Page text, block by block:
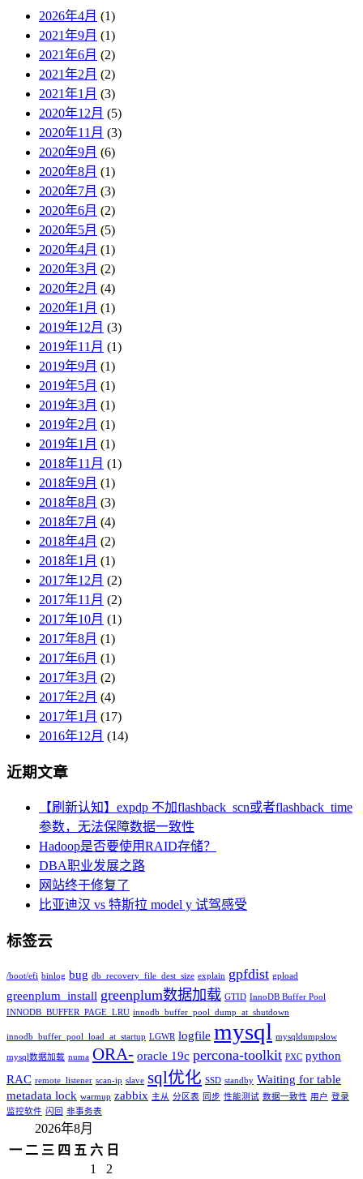
2026年4月 (1)
2021年9月 (1)
2021年6月 (2)
2021年2月 (2)
2021年1月 (3)
2020年12月 (5)
2020年11月 (3)
2020年9月 (6)
2020年8月 (1)
2020年7月 (3)
2020年6月 (2)
2020年5月 (5)
2020年4月 (1)
2020年3月 (2)
2020年2月 (4)
2020年1月 (1)
2019年12月 (3)
2019年11月 (1)
2019年9月 (1)
2019年5月 (1)
2019年3月 (1)
2019年2月 (1)
2019年1月 (1)
2018年11月 (1)
2018年9月 (1)
2018年8月 (3)
2018年7月 (4)
2018年4月 (2)
2018年1月 (1)
2017年12月 (2)
2017年11月 (2)
2017年10月 (1)
2017年8月 (1)
2017年6月 (1)
2017年3月 (2)
2017年2月 (4)
2017年1月 (17)
2016年12月 (14)
近期文章
【刷新认知】expdp 不加flashback_scn或者flashback_time
参数，无法保障数据一致性
Hadoop是否要使用RAID存储？
DBA职业发展之路
网站终于修复了
比亚迪汉 vs 特斯拉 model y 试驾感受
标签云
/boot/efi binlog bug db_recovery_file_dest_size explain gpfdist gpload
greenplum_install greenplum数据加载 GTID InnoDB Buffer Pool
INNODB_BUFFER_PAGE_LRU innodb_buffer_pool_dump_at_shutdown
innodb_buffer_pool_load_at_startup LGWR logfile mysql mysqldumpslow
mysql数据加载 numa ORA- oracle 19c percona-toolkit PXC python
RAC remote_listener scan-ip slave sql优化 SSD standby Waiting for table
metadata lock warmup zabbix 主从 分区表 同步 性能测试 数据一致性 用户 登录
监控软件 闪回 非事务表
2026年8月
一 二 三 四 五 六 日
1
2